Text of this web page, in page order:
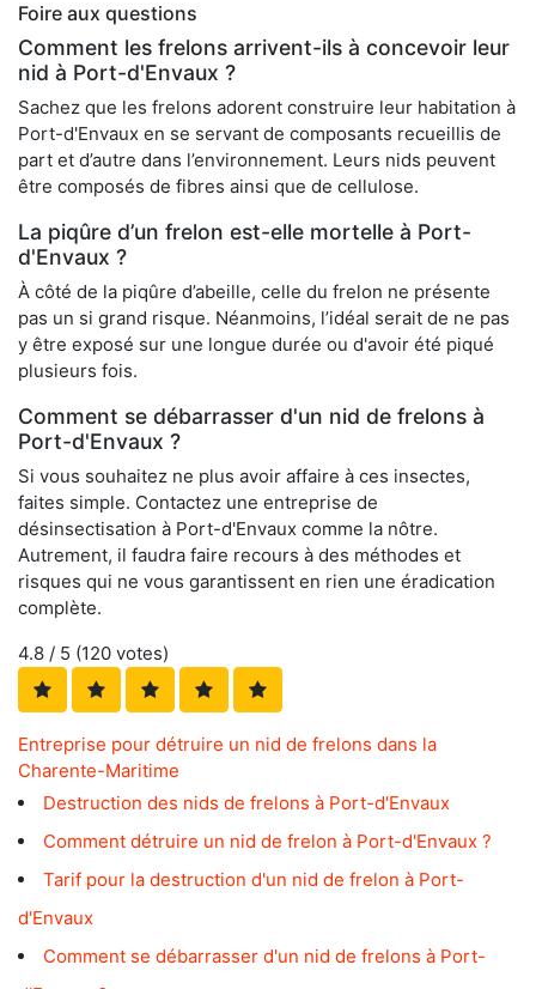
Foire aux questions
Comment les frelons arrivent-ils à concevoir leur
nid à Port-d'Envaux ?
Sachez que les frelons adorent construire leur habitation à
Port-d'Envaux en se servant de composants recueillis de
part et d’autre dans l’environnement. Leurs nids peuvent
être composés de fibres ainsi que de cellulose.
La piqûre d’un frelon est-elle mortelle à Port-
d'Envaux ?
À côté de la piqûre d’abeille, celle du frelon ne présente
pas un si grand risque. Néanmoins, l’idéal serait de ne pas
y être exposé sur une longue durée ou d'avoir été piqué
plusieurs fois.
Comment se débarrasser d'un nid de frelons à
Port-d'Envaux ?
Si vous souhaitez ne plus avoir affaire à ces insectes,
faites simple. Contactez une entreprise de
désinsectisation à Port-d'Envaux comme la nôtre.
Autrement, il faudra faire recours à des méthodes et
risques qui ne vous garantissent en rien une éradication
complète.
4.8 / 5 (120 votes)
Entreprise pour détruire un nid de frelons dans la
Charente-Maritime
Destruction des nids de frelons à Port-d'Envaux
Comment détruire un nid de frelon à Port-d'Envaux ?
Tarif pour la destruction d'un nid de frelon à Port-
d'Envaux
Comment se débarrasser d'un nid de frelons à Port-